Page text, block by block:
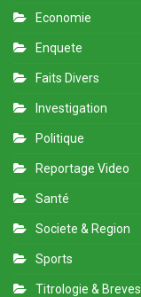
Economie
Enquete
Faits Divers
Investigation
Politique
Reportage Video
Santé
Societe & Region
Sports
Titrologie & Breves